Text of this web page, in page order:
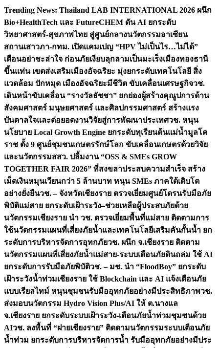
Skip
content
Trending News: Thailand LAB INTERNATIONAL 2026 ผนึก
Bio+HealthTech และ FutureCHEM ดัน AI ยกระดับ
วิทยาศาสตร์-สุขภาพไทย สู่ศูนย์กลางนวัตกรรมอาเซียน
สถานเสาวภา-กทม. เปิดแคมเปญ “HPV ไม่เป็นไร…ไม่ได้”
เตือนอย่าชะล่าใจ ก่อนภัยเงียบลุกลามเป็นมะเร็งเมืองทองธานี
ขึ้นแท่น เขตส่งเสริมเมืองอัจฉริยะ มุ่งยกระดับเทคโนโลยี สิ่ง
แวดล้อม ปักหมุด เมืองอัจฉริยะมีชีวิต ขับเคลื่อนเศรษฐกิจวช.
เดินหน้าขับเคลื่อน “รางวัลธัชชา” ยกย่องผู้สร้างคุณูปการด้าน
สังคมศาสตร์ มนุษยศาสตร์ และศิลปกรรมศาสตร์ สร้างแรง
บันดาลใจและต่อยอดงานวิจัยสู่การพัฒนาประเทศวช. หนุน
นโยบาย Local Growth Engine ยกระดับทุเรียนต้นแม่น้ำมูลโค
ราช ตั้ง 9 ศูนย์ชุมชนเกษตรรักษ์โลก ขับเคลื่อนเกษตรด้วยวิจัย
และนวัตกรรมสสว. ปลื้มงาน “OSS & SMEs GROW
TOGETHER FAIR 2026” ที่สงขลาประสบความสำเร็จ สร้าง
เม็ดเงินหมุนเวียนกว่า 5 ล้านบาท หนุน SMEs ภาคใต้เติบโต
อย่างยั่งยืนวช. – จังหวัดเชียงราย ตรวจเยี่ยมศูนย์โดรนรับมือภัย
พิบัติแม่สาย ยกระดับเฝ้าระวัง–ช่วยเหลือผู้ประสบภัยด้วย
นวัตกรรมเชียงราย นำ วช. ตรวจเยี่ยมพื้นที่แม่สาย ติดตามการ
ใช้นวัตกรรมแผนที่เสี่ยงภัยน้ำและเทคโนโลยีเสริมคันกั้นน้ำ ยก
ระดับการบริหารจัดการอุทกภัยวช. ผนึก จ.เชียงราย ติดตาม
นวัตกรรมแผนที่เสี่ยงภัยน้ำแม่สาย-ระบบเตือนภัยดินถล่ม ใช้ AI
ยกระดับการรับมือภัยพิบัติวช. – มช. นำ “FloodBoy” ยกระดับ
เฝ้าระวังน้ำท่วมเชียงราย ใช้ Blockchain และ AI แจ้งเตือนภัย
แบบเรียลไทม์ หนุนชุมชนรับมืออุทกภัยอย่างมีประสิทธิภาพวช.
ส่งมอบนวัตกรรม Hydro Vision Plus/AI ให้ ต.นางแล
จ.เชียงราย ยกระดับระบบเฝ้าระวัง-เตือนภัยน้ำท่วมชุมชนด้วย
AIวช. ลงพื้นที่ “ฝายเชียงราย” ติดตามนวัตกรรมระบบเตือนภัย
น้ำท่วม ยกระดับการบริหารจัดการน้ำ รับมืออุทกภัยอย่างมีประ